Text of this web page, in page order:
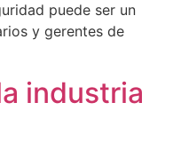
puede ser un
y gerentes de
industria